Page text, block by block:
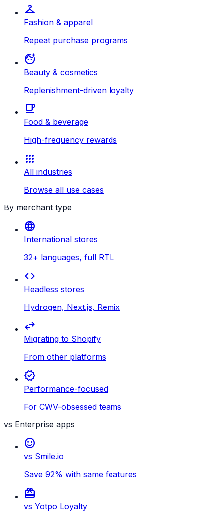
checkroom
Fashion & apparel
Repeat purchase programs
face_retouching_natural
Beauty & cosmetics
Replenishment-driven loyalty
local_cafe
Food & beverage
High-frequency rewards
apps
All industries
Browse all use cases
By merchant type
language
International stores
32+ languages, full RTL
code
Headless stores
Hydrogen, Next.js, Remix
swap_horiz
Migrating to Shopify
From other platforms
verified
Performance-focused
For CWV-obsessed teams
vs Enterprise apps
sentiment_satisfied
vs Smile.io
Save 92% with same features
card_giftcard
vs Yotpo Loyalty